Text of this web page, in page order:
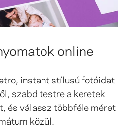
online
instant stílusú fotóidat
szabd testre a keretek
és válassz többféle méret
közül.